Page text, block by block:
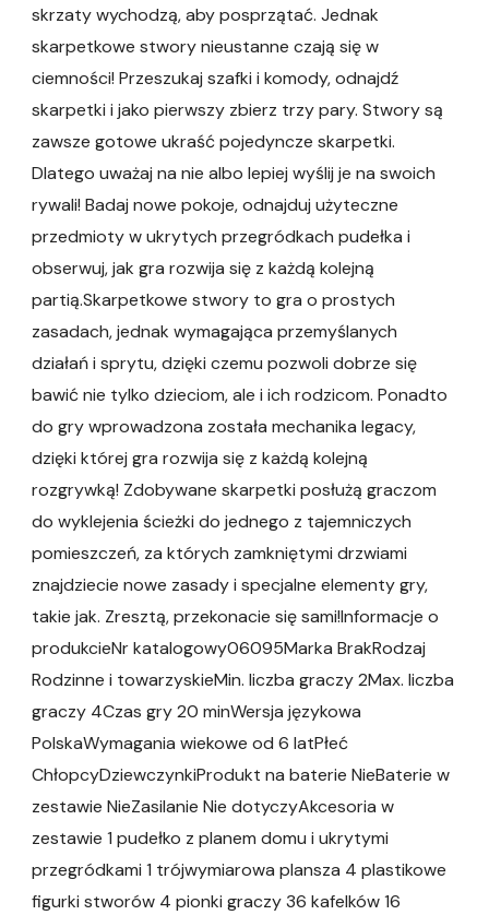
skrzaty wychodzą, aby posprzątać. Jednak
skarpetkowe stwory nieustanne czają się w
ciemności! Przeszukaj szafki i komody, odnajdź
skarpetki i jako pierwszy zbierz trzy pary. Stwory są
zawsze gotowe ukraść pojedyncze skarpetki.
Dlatego uważaj na nie albo lepiej wyślij je na swoich
rywali! Badaj nowe pokoje, odnajduj użyteczne
przedmioty w ukrytych przegródkach pudełka i
obserwuj, jak gra rozwija się z każdą kolejną
partią.Skarpetkowe stwory to gra o prostych
zasadach, jednak wymagająca przemyślanych
działań i sprytu, dzięki czemu pozwoli dobrze się
bawić nie tylko dzieciom, ale i ich rodzicom. Ponadto
do gry wprowadzona została mechanika legacy,
dzięki której gra rozwija się z każdą kolejną
rozgrywką! Zdobywane skarpetki posłużą graczom
do wyklejenia ścieżki do jednego z tajemniczych
pomieszczeń, za których zamkniętymi drzwiami
znajdziecie nowe zasady i specjalne elementy gry,
takie jak. Zresztą, przekonacie się sami!Informacje o
produkcieNr katalogowy06095Marka BrakRodzaj
Rodzinne i towarzyskieMin. liczba graczy 2Max. liczba
graczy 4Czas gry 20 minWersja językowa
PolskaWymagania wiekowe od 6 latPłeć
ChłopcyDziewczynkiProdukt na baterie NieBaterie w
zestawie NieZasilanie Nie dotyczyAkcesoria w
zestawie 1 pudełko z planem domu i ukrytymi
przegródkami 1 trójwymiarowa plansza 4 plastikowe
figurki stworów 4 pionki graczy 36 kafelków 16